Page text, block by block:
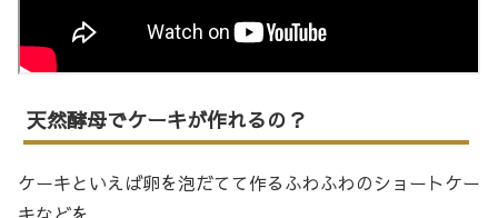
天然酵母でケーキが作れるの？
ケーキといえば卵を泡だてて作るふわふわのショートケー